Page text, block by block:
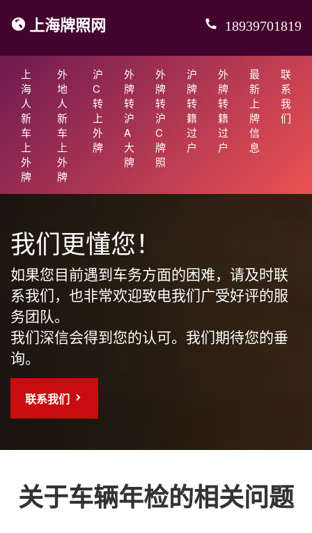
上海牌照网 18939701819
上
海
人
新
车
上
外
牌
外
地
人
新
车
上
外
牌
沪
C
转
上
外
牌
外
牌
转
沪
A
大
牌
外
牌
转
沪
C
牌
照
沪
牌
转
籍
过
户
外
牌
转
籍
过
户
最
新
上
牌
信
息
联
系
我
们
我们更懂您！
如果您目前遇到车务方面的困难，请及时联
系我们，也非常欢迎致电我们广受好评的服
务团队。
我们深信会得到您的认可。我们期待您的垂
询。
联系我们
关于车辆年检的相关问题